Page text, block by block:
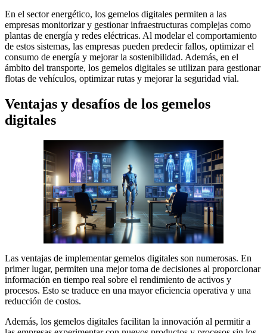
En el sector energético, los gemelos digitales permiten a las
empresas monitorizar y gestionar infraestructuras complejas como
plantas de energía y redes eléctricas. Al modelar el comportamiento
de estos sistemas, las empresas pueden predecir fallos, optimizar el
consumo de energía y mejorar la sostenibilidad. Además, en el
ámbito del transporte, los gemelos digitales se utilizan para gestionar
flotas de vehículos, optimizar rutas y mejorar la seguridad vial.
Ventajas y desafíos de los gemelos
digitales
Las ventajas de implementar gemelos digitales son numerosas. En
primer lugar, permiten una mejor toma de decisiones al proporcionar
información en tiempo real sobre el rendimiento de activos y
procesos. Esto se traduce en una mayor eficiencia operativa y una
reducción de costos.
Además, los gemelos digitales facilitan la innovación al permitir a